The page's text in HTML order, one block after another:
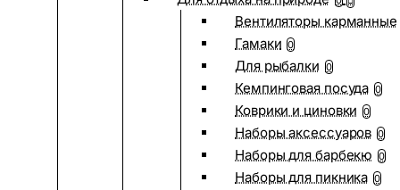
Вентиляторы карманные
Гамаки 0
Для рыбалки 0
Кемпинговая посуда 0
Коврики и циновки 0
Наборы аксессуаров 0
Наборы для барбекю 0
Наборы для пикника 0